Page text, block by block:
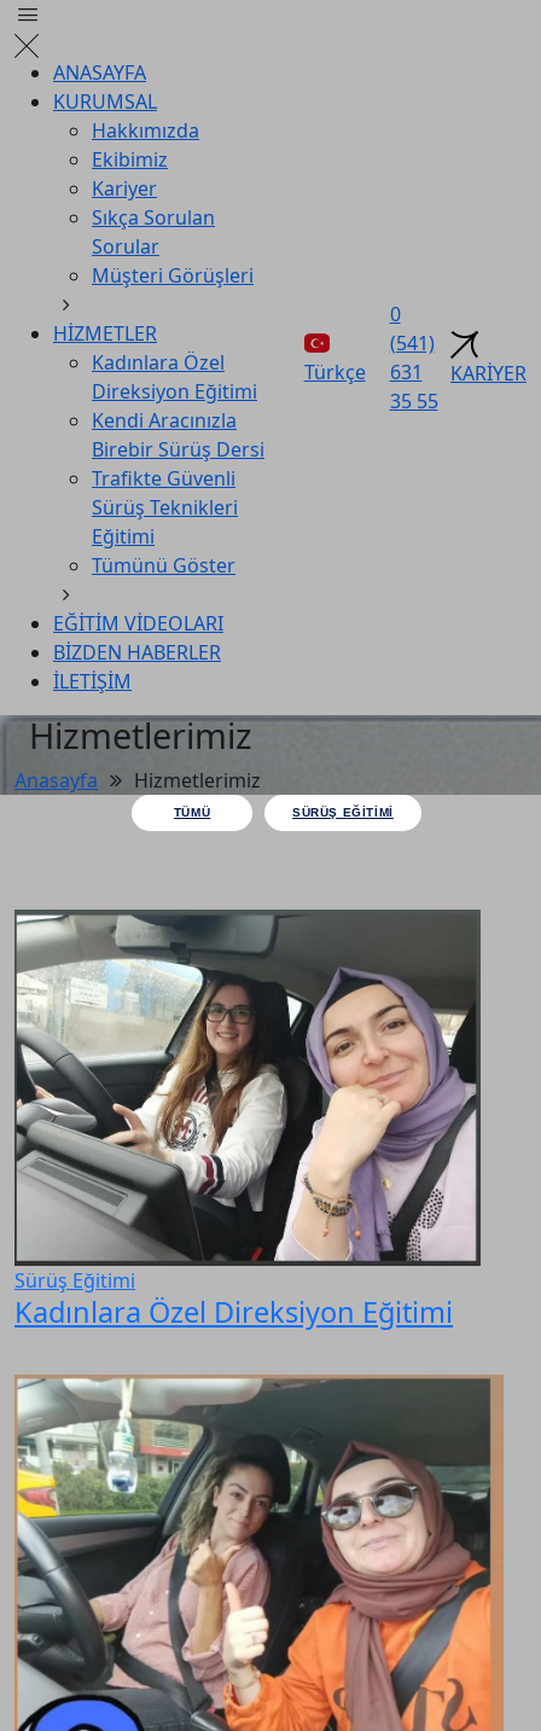
ANASAYFA
KURUMSAL
Hakkımızda
Ekibimiz
Kariyer
Sıkça Sorulan
Sorular
Müşteri Görüşleri
HİZMETLER
Kadınlara Özel
Direksiyon Eğitimi
Kendi Aracınızla
Birebir Sürüş Dersi
Trafikte Güvenli
Sürüş Teknikleri
Eğitimi
Tümünü Göster
EĞİTİM VİDEOLARI
BİZDEN HABERLER
İLETİŞİM
Türkçe
0
(541)
631
35 55
KARİYER
Hizmetlerimiz
Anasayfa Hizmetlerimiz
TÜMÜ SÜRÜŞ EĞITIMI
Sürüş Eğitimi
Kadınlara Özel Direksiyon Eğitimi